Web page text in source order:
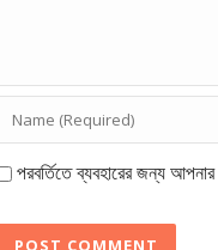
পরবর্তিতে ব্যবহারের জন্য